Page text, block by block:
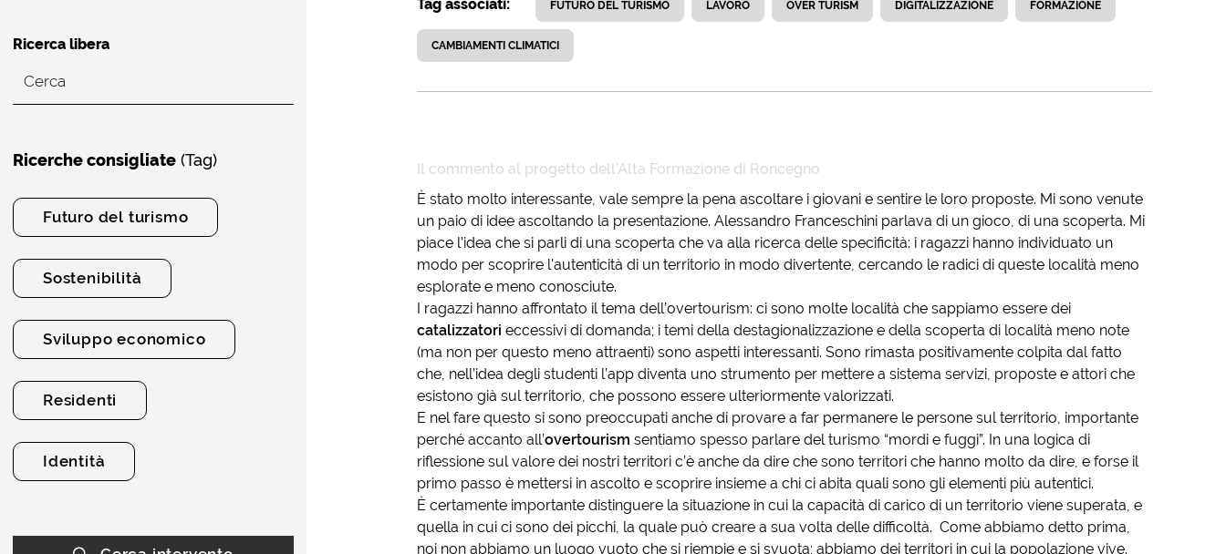
Ricerca libera
Ricerche consigliate (Tag)
Futuro del turismo
Sostenibilità
Sviluppo economico
Residenti
Identità
Tag associati:
FUTURO DEL TURISMO LAVORO OVER TURISM DIGITALIZZAZIONE FORMAZIONE
CAMBIAMENTI CLIMATICI
Il commento al progetto dell’Alta Formazione di Roncegno
È stato molto interessante, vale sempre la pena ascoltare i giovani e sentire le loro proposte. Mi sono venute
un paio di idee ascoltando la presentazione. Alessandro Franceschini parlava di un gioco, di una scoperta. Mi
piace l’idea che si parli di una scoperta che va alla ricerca delle specificità: i ragazzi hanno individuato un
modo per scoprire l'autenticità di un territorio in modo divertente, cercando le radici di queste località meno
esplorate e meno conosciute.
I ragazzi hanno affrontato il tema dell’overtourism: ci sono molte località che sappiamo essere dei
catalizzatori eccessivi di domanda; i temi della destagionalizzazione e della scoperta di località meno note
(ma non per questo meno attraenti) sono aspetti interessanti. Sono rimasta positivamente colpita dal fatto
che, nell’idea degli studenti l’app diventa uno strumento per mettere a sistema servizi, proposte e attori che
esistono già sul territorio, che possono essere ulteriormente valorizzati.
E nel fare questo si sono preoccupati anche di provare a far permanere le persone sul territorio, importante
perché accanto all’overtourism sentiamo spesso parlare del turismo “mordi e fuggi”. In una logica di
riflessione sul valore dei nostri territori c’è anche da dire che sono territori che hanno molto da dire, e forse il
primo passo è mettersi in ascolto e scoprire insieme a chi ci abita quali sono gli elementi più autentici.
È certamente importante distinguere la situazione in cui la capacità di carico di un territorio viene superata, e
quella in cui ci sono dei picchi, la quale può creare a sua volta delle difficoltà. Come abbiamo detto prima,
noi non abbiamo un luogo vuoto che si riempie e si svuota; abbiamo dei territori in cui la popolazione vive.